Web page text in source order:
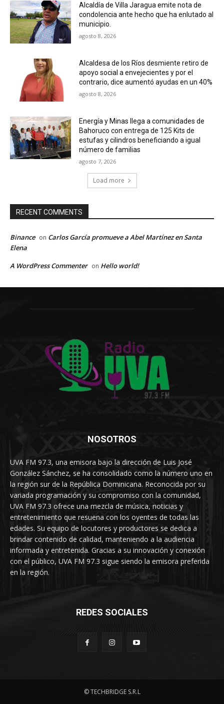
Alcaldía de Villa Jaragua emite nota de
condolencia ante hecho que ha enlutado al
municipio.
agosto 8, 2026
Alcaldesa de los Ríos desmiente retiro de
apoyo social a envejecientes y por el
contrario, dice aumentó ayudas en un 40%
agosto 8, 2026
Energía y Minas llega a comunidades de
Bahoruco con entrega de 125 Kits de
estufas y cilindros beneficiando a igual
número de familias
agosto 7, 2026
Load more
RECENT COMMENTS
Binance on Carlos García promueve a Abel Martínez en Santa
Elena
A WordPress Commenter on Hello world!
NOSOTROS
UVA FM 97.3, una emisora bajo la dirección de Luis José
González Sánchez, se ha consolidado como la número uno en
la región sur de la República Dominicana. Reconocida por su
variada programación y su compromiso con la comunidad,
UVA FM 97.3 ofrece una mezcla de música, noticias y
entretenimiento que resuena con los oyentes de todas las
edades. Su equipo de locutores y productores se dedica a
brindar contenido de calidad, manteniendo a la audiencia
informada y entretenida. Gracias a su innovación y conexión
con el público, UVA FM 97.3 sigue siendo la emisora preferida
en la región.
REDES SOCIALES
© TECHBRIDGE S.R.L